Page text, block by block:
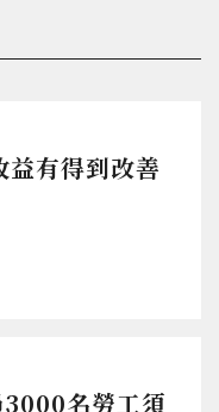
益有得到改善
名勞工須